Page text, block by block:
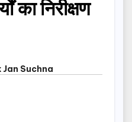
का निरीक्षण
Jan Suchna